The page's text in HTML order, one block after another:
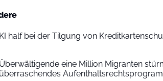
KI half bei der Tilgung von
Überwältigende eine Million Migranten
überraschendes